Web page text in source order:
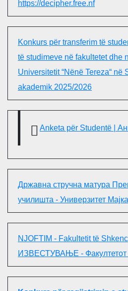
https://decipher.free.nf
Konkurs për transferim të
të studimeve në fakultetet dhe
Universitetit “Nënë Tereza“ në
akademik 2025/2026
Anketa për Studentë |
Државна стручна матура
училишта - Универзитет
NJOFTIM - Fakultetit të
ИЗВЕСТУВАЊЕ - Факултетот